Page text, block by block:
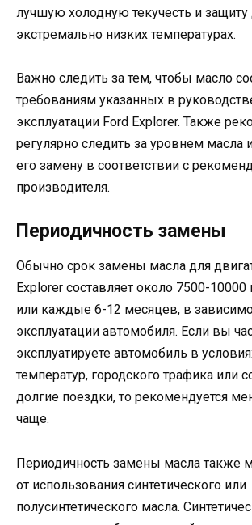
лучшую холодную текучесть и защиту
экстремально низких температурах.
Важно следить за тем, чтобы масло
требованиям указанных в
эксплуатации Ford Explorer. Также
регулярно следить за уровнем масла
его замену в соответствии с
производителя.
Периодичность замены
Обычно срок замены масла для
Explorer составляет около 7500-
или каждые 6-12 месяцев, в
эксплуатации автомобиля. Если вы
эксплуатируете автомобиль в
температур, городского трафика или
долгие поездки, то рекомендуется
чаще.
Периодичность замены масла также
от использования синтетического или
полусинтетического масла.